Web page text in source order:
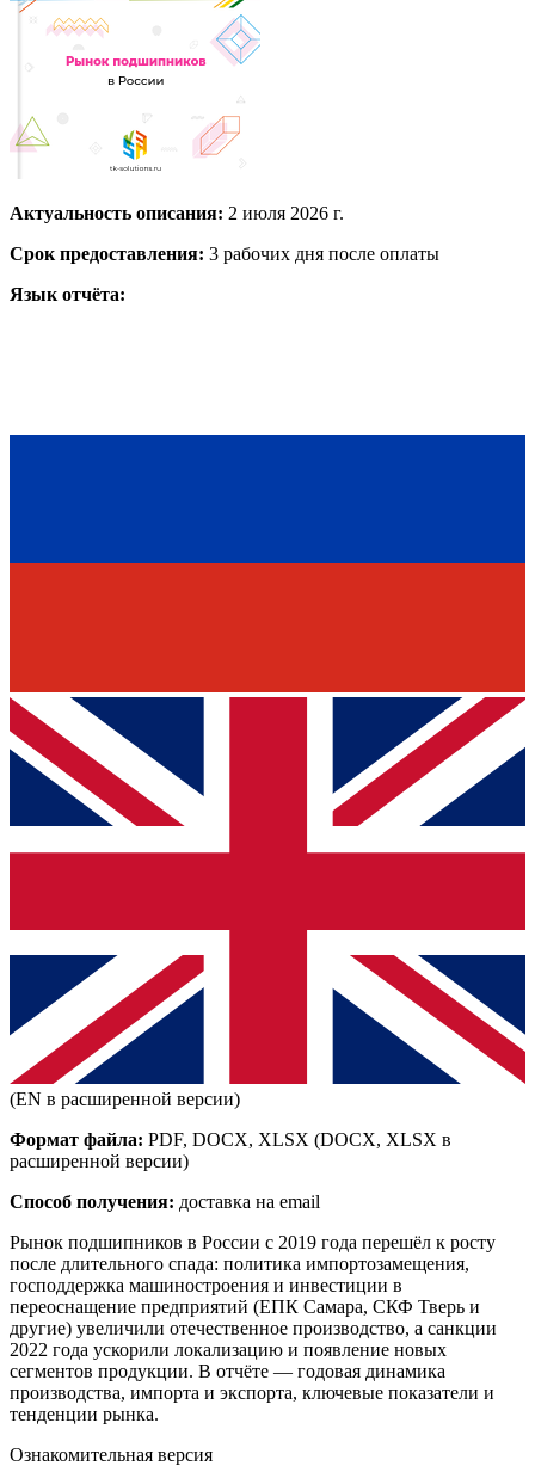
Актуальность описания: 2 июля 2026 г.
Срок предоставления: 3 рабочих дня после оплаты
Язык отчёта:
(EN в расширенной версии)
Формат файла: PDF, DOCX, XLSX (DOCX, XLSX в
расширенной версии)
Способ получения: доставка на email
Рынок подшипников в России с 2019 года перешёл к росту
после длительного спада: политика импортозамещения,
господдержка машиностроения и инвестиции в
переоснащение предприятий (ЕПК Самара, СКФ Тверь и
другие) увеличили отечественное производство, а санкции
2022 года ускорили локализацию и появление новых
сегментов продукции. В отчёте — годовая динамика
производства, импорта и экспорта, ключевые показатели и
тенденции рынка.
Ознакомительная версия